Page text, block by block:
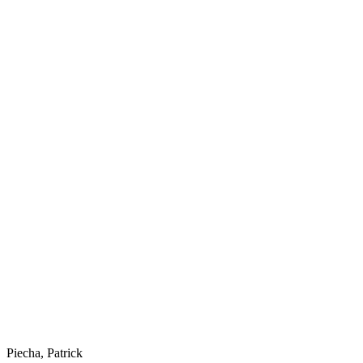
Piecha, Patrick